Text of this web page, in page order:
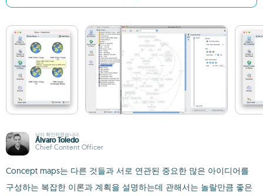
님이 확인하였습니다
Álvaro Toledo
Chief Content Officer
Concept maps는 다른 것들과 서로 연관된 중요한 많은 아이디어를
구성하는 복잡한 이론과 계획을 설명하는데 관해서는 놀랄만큼 좋은